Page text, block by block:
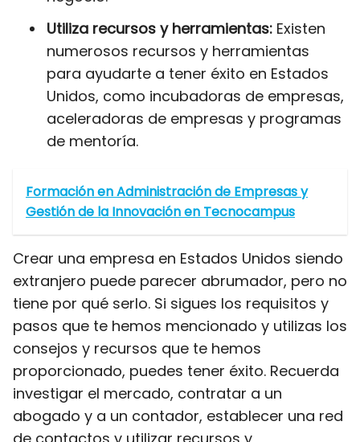
Utiliza recursos y herramientas: Existen
numerosos recursos y herramientas
para ayudarte a tener éxito en Estados
Unidos, como incubadoras de empresas,
aceleradoras de empresas y programas
de mentoría.
Formación en Administración de Empresas y
Gestión de la Innovación en Tecnocampus
Crear una empresa en Estados Unidos siendo
extranjero puede parecer abrumador, pero no
tiene por qué serlo. Si sigues los requisitos y
pasos que te hemos mencionado y utilizas los
consejos y recursos que te hemos
proporcionado, puedes tener éxito. Recuerda
investigar el mercado, contratar a un
abogado y a un contador, establecer una red